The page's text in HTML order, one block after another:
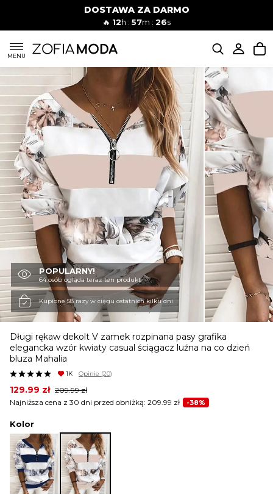
DOSTAWA ZA DARMO
🔥 12h : 57m : 24s
MENU
SUKIENKI
JEANSY
SZORTY
MODA PLAŻOWA
KURTKI I PŁASZCZE
SPÓDNICE
SPODNIE
KOMBINEZONY
DRESY
POPULARNY!
64 osób ogląda teraz ten produkt
Kupione 58 razy w ciągu ostatnich kilku dni
Długi rękaw dekolt V zamek rozpinana pasy grafika
elegancka wzór kwiaty casual ściągacz luźna na co dzień
bluza Mahalia
1K Opinie (20)
209.99zł
Original
price
was:
129.99 zł
Current
price
is:
Najniższa cena z 30 dni przed obniżką: 209.99 zł -38%
Kolor